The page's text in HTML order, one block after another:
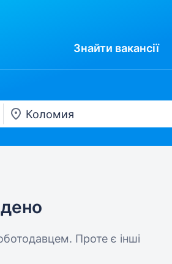
Знайти вакансії
Проте є інші